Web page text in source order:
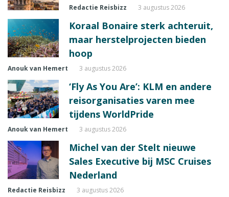
Redactie Reisbizz 3 augustus 2026
Koraal Bonaire sterk achteruit,
maar herstelprojecten bieden
hoop
Anouk van Hemert 3 augustus 2026
‘Fly As You Are’: KLM en andere
reisorganisaties varen mee
tijdens WorldPride
Anouk van Hemert 3 augustus 2026
Michel van der Stelt nieuwe
Sales Executive bij MSC Cruises
Nederland
Redactie Reisbizz 3 augustus 2026